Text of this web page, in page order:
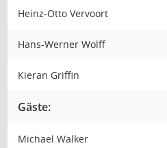
Heinz-Otto Vervoort
Hans-Werner Wolff
Kieran Griffin
Gäste:
Michael Walker